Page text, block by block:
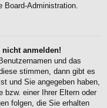
Administration.
anmelden!
und das
stimmen, dann gibt es
und Sie angegeben haben,
bzw. einer Ihrer Eltern oder
folgen, die Sie erhalten